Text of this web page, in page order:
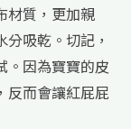
材質，更加親
吸乾。切記，
。因為寶寶的皮
反而會讓紅屁屁